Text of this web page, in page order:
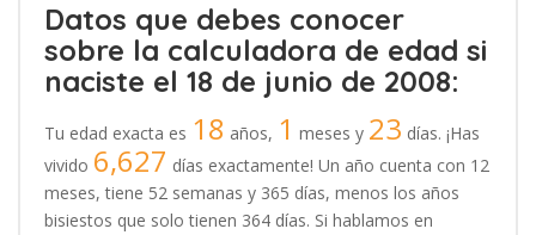
Datos que debes conocer
sobre la calculadora de edad si
naciste el 18 de junio de 2008:
Tu edad exacta es 18 años, 1 meses y 23 días. ¡Has
vivido 6,627 días exactamente! Un año cuenta con 12
meses, tiene 52 semanas y 365 días, menos los años
bisiestos que solo tienen 364 días. Si hablamos en